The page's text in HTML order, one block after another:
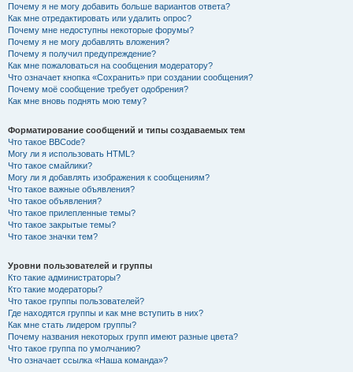
Почему я не могу добавить больше вариантов ответа?
Как мне отредактировать или удалить опрос?
Почему мне недоступны некоторые форумы?
Почему я не могу добавлять вложения?
Почему я получил предупреждение?
Как мне пожаловаться на сообщения модератору?
Что означает кнопка «Сохранить» при создании сообщения?
Почему моё сообщение требует одобрения?
Как мне вновь поднять мою тему?
Форматирование сообщений и типы создаваемых тем
Что такое BBCode?
Могу ли я использовать HTML?
Что такое смайлики?
Могу ли я добавлять изображения к сообщениям?
Что такое важные объявления?
Что такое объявления?
Что такое прилепленные темы?
Что такое закрытые темы?
Что такое значки тем?
Уровни пользователей и группы
Кто такие администраторы?
Кто такие модераторы?
Что такое группы пользователей?
Где находятся группы и как мне вступить в них?
Как мне стать лидером группы?
Почему названия некоторых групп имеют разные цвета?
Что такое группа по умолчанию?
Что означает ссылка «Наша команда»?